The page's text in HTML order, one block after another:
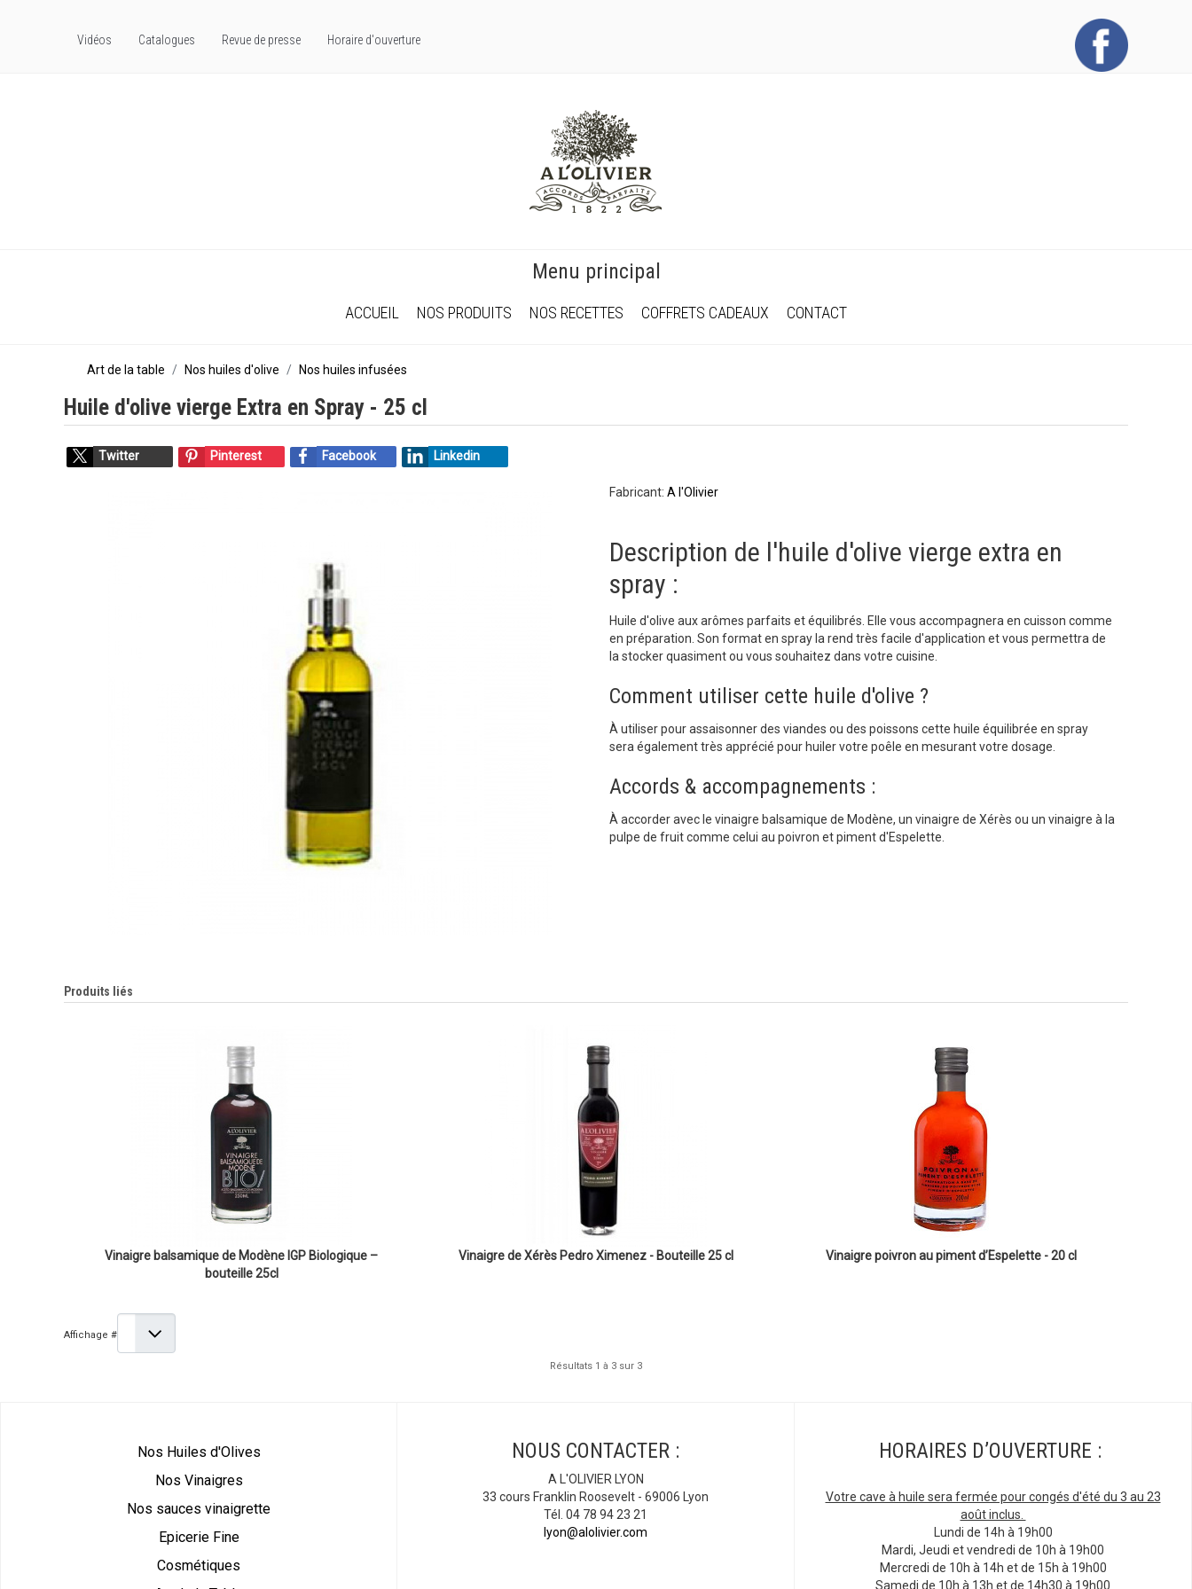
Vidéos Catalogues Revue de presse Horaire d'ouverture
Menu principal
ACCUEIL NOS PRODUITS NOS RECETTES COFFRETS CADEAUX CONTACT
Art de la table Nos huiles d'olive Nos huiles infusées
Huile d'olive vierge Extra en Spray - 25 cl
Twitter Pinterest Facebook Linkedin
Fabricant: A l'Olivier
Description de l'huile d'olive vierge extra en
spray :
Huile d'olive aux arômes parfaits et équilibrés. Elle vous accompagnera en cuisson comme
en préparation. Son format en spray la rend très facile d'application et vous permettra de
la stocker quasiment ou vous souhaitez dans votre cuisine.
Comment utiliser cette huile d'olive ?
À utiliser pour assaisonner des viandes ou des poissons cette huile équilibrée en spray
sera également très apprécié pour huiler votre poêle en mesurant votre dosage.
Accords & accompagnements :
À accorder avec le vinaigre balsamique de Modène, un vinaigre de Xérès ou un vinaigre à la
pulpe de fruit comme celui au poivron et piment d'Espelette.
Produits liés
Vinaigre balsamique de Modène IGP Biologique –
bouteille 25cl
Vinaigre de Xérès Pedro Ximenez - Bouteille 25 cl Vinaigre poivron au piment d’Espelette - 20 cl
Affichage #
Résultats 1 à 3 sur 3
Nos Huiles d'Olives
Nos Vinaigres
Nos sauces vinaigrette
Epicerie Fine
Cosmétiques
NOUS CONTACTER :
A L'OLIVIER LYON
33 cours Franklin Roosevelt - 69006 Lyon
Tél. 04 78 94 23 21
lyon@alolivier.com
HORAIRES D’OUVERTURE :
Votre cave à huile sera fermée pour congés d'été du 3 au 23
août inclus.
Lundi de 14h à 19h00
Mardi, Jeudi et vendredi de 10h à 19h00
Mercredi de 10h à 14h et de 15h à 19h00
Samedi de 10h à 13h et de 14h30 à 19h00